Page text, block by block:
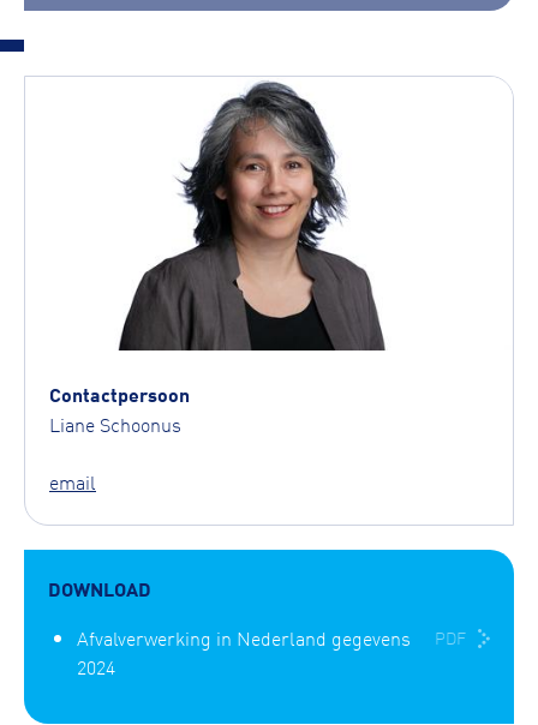
Contactpersoon
Liane Schoonus
email
DOWNLOAD
Afvalverwerking in Nederland gegevens
2024
PDF